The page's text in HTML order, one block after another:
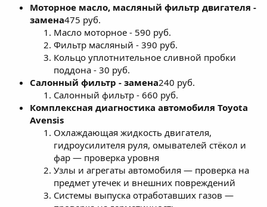
Моторное масло, масляный фильтр двигателя -
замена475 руб.
Масло моторное - 590 руб.
Фильтр масляный - 390 руб.
Кольцо уплотнительное сливной пробки
поддона - 30 руб.
Салонный фильтр - замена240 руб.
Салонный фильтр - 660 руб.
Комплексная диагностика автомобиля Toyota
Avensis
Охлаждающая жидкость двигателя,
гидроусилителя руля, омывателей стёкол и
фар — проверка уровня
Узлы и агрегаты автомобиля — проверка на
предмет утечек и внешних повреждений
Системы выпуска отработавших газов —